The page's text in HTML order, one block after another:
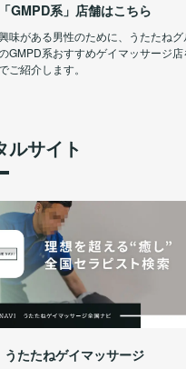
「GMPD系」店舗はこちら
味がある男性のために、うたたねグ
GMPD系おすすめゲイマッサージ店
ご紹介します。
ルサイト
うたたねゲイマッサージ